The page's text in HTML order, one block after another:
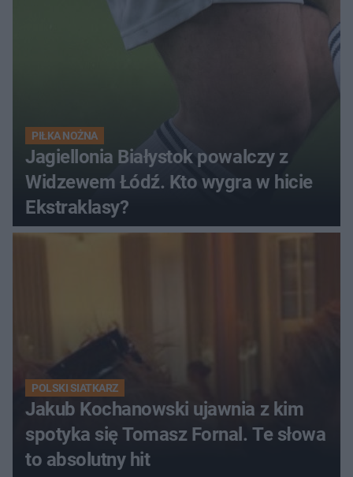
PIŁKA NOŻNA
Jagiellonia Białystok powalczy z
Widzewem Łódź. Kto wygra w hicie
Ekstraklasy?
POLSKI SIATKARZ
Jakub Kochanowski ujawnia z kim
spotyka się Tomasz Fornal. Te słowa
to absolutny hit